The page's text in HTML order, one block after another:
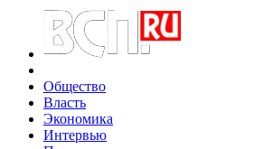
Общество
Власть
Экономика
Интервью